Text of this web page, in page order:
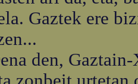
Gaztek ere
den, Gaztain-